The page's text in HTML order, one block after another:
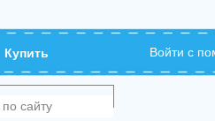
Купить Войти с